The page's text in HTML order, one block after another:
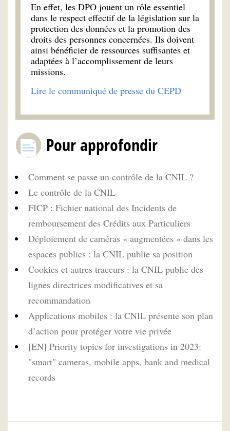
En effet, les DPO jouent un rôle essentiel
dans le respect effectif de la législation sur la
protection des données et la promotion des
droits des personnes concernées. Ils doivent
ainsi bénéficier de ressources suffisantes et
adaptées à l’accomplissement de leurs
missions.
Lire le communiqué de presse du CEPD
Pour approfondir
Comment se passe un contrôle de la CNIL ?
Le contrôle de la CNIL
FICP : Fichier national des Incidents de
remboursement des Crédits aux Particuliers
Déploiement de caméras « augmentées » dans les
espaces publics : la CNIL publie sa position
Cookies et autres traceurs : la CNIL publie des
lignes directrices modificatives et sa
recommandation
Applications mobiles : la CNIL présente son plan
d’action pour protéger votre vie privée
[EN] Priority topics for investigations in 2023:
"smart" cameras, mobile apps, bank and medical
records